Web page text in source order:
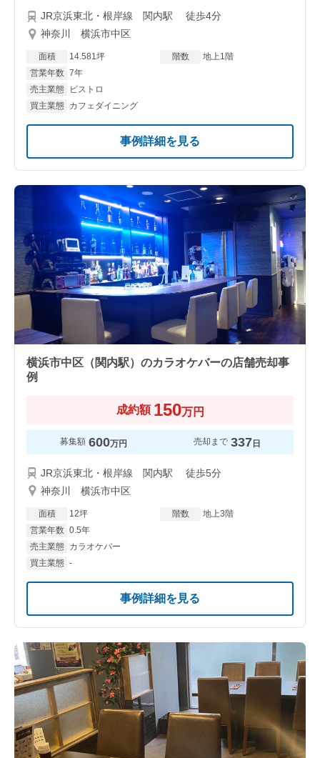
JR京浜東北・根岸線 関内駅 徒歩4分
神奈川 横浜市中区
面積 14.581坪 階数
地上1階
営業年数 7年
売主業態
ビストロ
買主業態
カフェダイニング
事例詳細を見る
横浜市中区（関内駅）のカラオケバーの店舗売却事
例
成約額 150万円
募集額 600万円 売却まで 337日
JR京浜東北・根岸線 関内駅 徒歩5分
神奈川 横浜市中区
面積 12坪 階数
地上3階
営業年数 0.5年
売主業態
カラオケバー
買主業態 -
事例詳細を見る